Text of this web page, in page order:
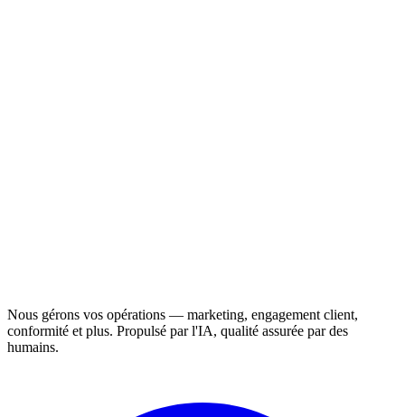
Nous gérons vos opérations — marketing, engagement client,
conformité et plus. Propulsé par l'IA, qualité assurée par des
humains.